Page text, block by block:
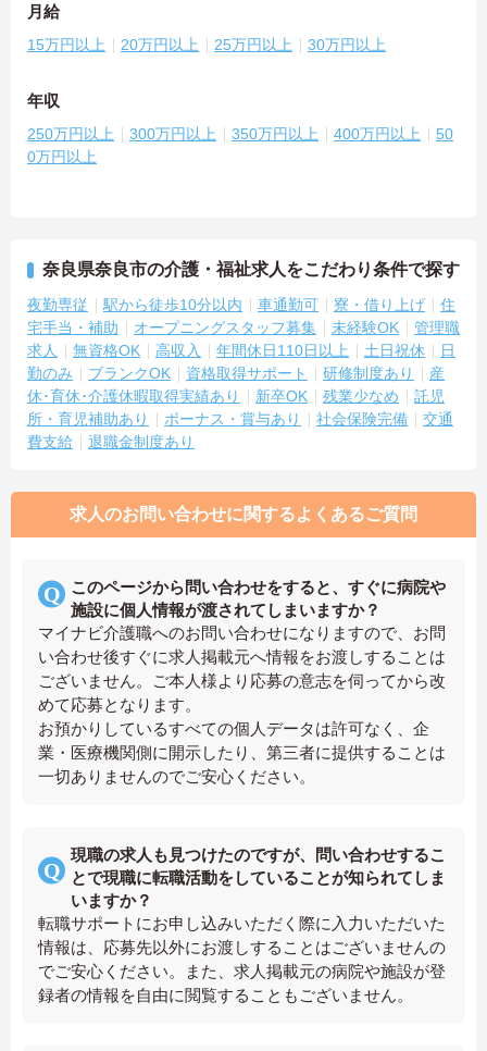
月給
15万円以上 20万円以上 25万円以上 30万円以上
年収
250万円以上 300万円以上 350万円以上 400万円以上
50
0万円以上
奈良県奈良市の介護・福祉求人をこだわり条件で探す
夜勤専従 駅から徒歩10分以内 車通勤可 寮・借り上げ
住
宅手当・補助
オープニングスタッフ募集 未経験OK
管理職
求人
無資格OK 高収入 年間休日110日以上 土日祝休
日
勤のみ
ブランクOK 資格取得サポート 研修制度あり
産
休･育休･介護休暇取得実績あり
新卒OK 残業少なめ
託児
所・育児補助あり
ボーナス・賞与あり 社会保険完備
交通
費支給
退職金制度あり
求人のお問い合わせに関するよくあるご質問
このページから問い合わせをすると、すぐに病院や
施設に個人情報が渡されてしまいますか？
マイナビ介護職へのお問い合わせになりますので、お問
い合わせ後すぐに求人掲載元へ情報をお渡しすることは
ございません。ご本人様より応募の意志を伺ってから改
めて応募となります。
お預かりしているすべての個人データは許可なく、企
業・医療機関側に開示したり、第三者に提供することは
一切ありませんのでご安心ください。
現職の求人も見つけたのですが、問い合わせするこ
とで現職に転職活動をしていることが知られてしま
いますか？
転職サポートにお申し込みいただく際に入力いただいた
情報は、応募先以外にお渡しすることはございませんの
でご安心ください。また、求人掲載元の病院や施設が登
録者の情報を自由に閲覧することもございません。